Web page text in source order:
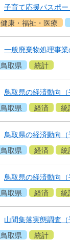
子育て応援パスポ
健康・福祉・医療
一般廃棄物処理事業
鳥取県 統計
鳥取県の経済動向（
鳥取県 経済 統
鳥取県の経済動向（
鳥取県 経済 統
鳥取県の経済動向（
鳥取県 経済 統
山間集落実態調査（
鳥取県 統計